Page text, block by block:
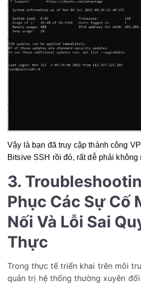
Vậy là bạn đã truy cập thành công
Bitsive SSH rồi đó, rất dễ phải không
3.
Phục Các Sự Cố
Nối Và Lỗi Sai
Thực
Trong thực tế triển khai trên môi
quản trị hệ thống thường xuyên